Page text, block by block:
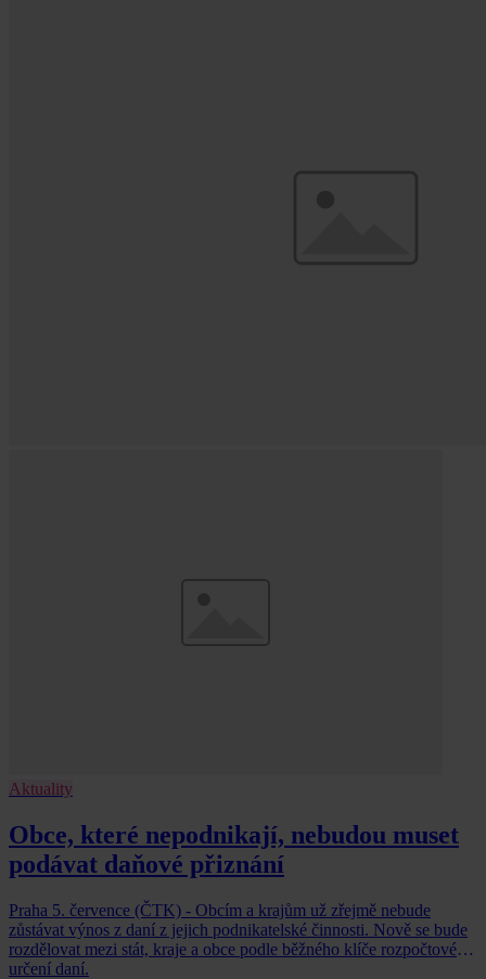
Aktuality
Obce, které nepodnikají, nebudou muset
podávat daňové přiznání
Praha 5. července (ČTK) - Obcím a krajům už zřejmě nebude
zůstávat výnos z daní z jejich podnikatelské činnosti. Nově se bude
rozdělovat mezi stát, kraje a obce podle běžného klíče rozpočtového
určení daní.